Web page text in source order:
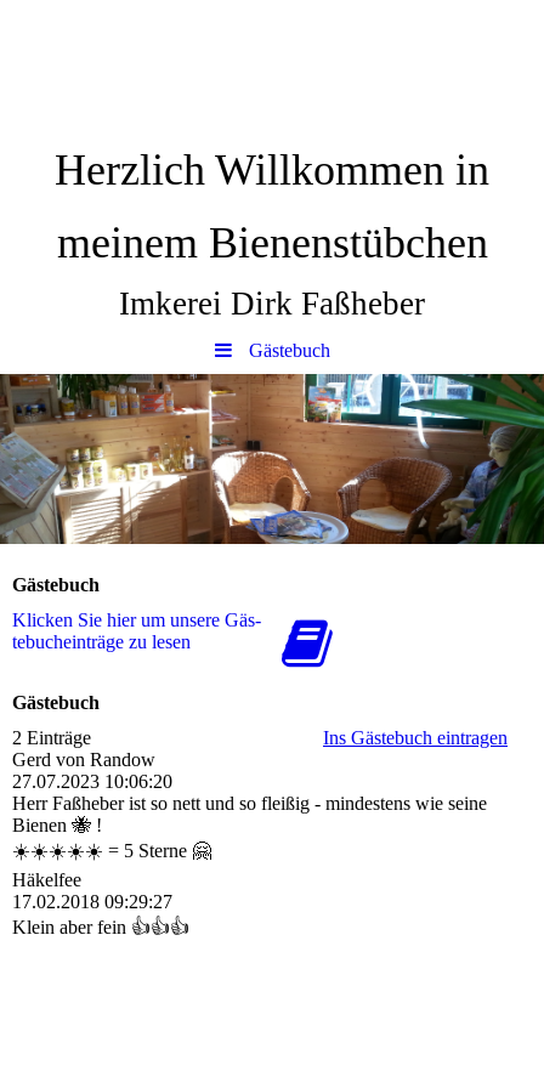
Herzlich Willkommen in
meinem Bienenstübchen
Imkerei Dirk Faßheber
Gästebuch
Gästebuch
Klicken Sie hier um unsere Gäs­
te­buch­ein­trä­ge zu lesen
Gästebuch
2 Einträge
Ins Gästebuch eintragen
Gerd von Randow
27.07.2023 10:06:20
Herr Faßheber ist so nett und so fleißig - mindestens wie seine
Bienen 🐝 !
☀️☀️☀️☀️☀️ = 5 Sterne 🤗
Häkelfee
17.02.2018 09:29:27
Klein aber fein 👍👍👍